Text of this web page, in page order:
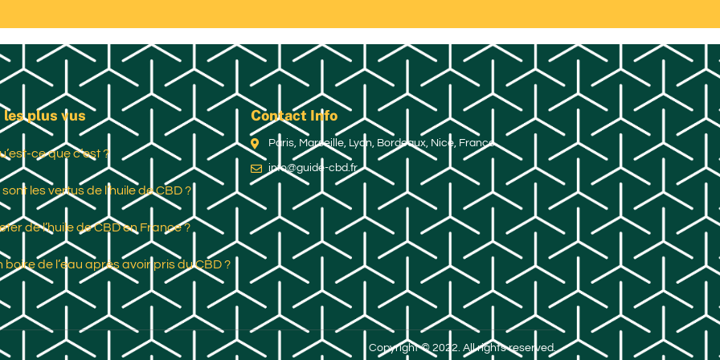
plus vus
ce que c’est ?
les vertus de l’huile de CBD ?
de l’huile de CBD en France ?
boire de l’eau après avoir pris du CBD ?
Contact Info
Paris, Marseille, Lyon, Bordeaux, Nice, France
info@guide-cbd.fr
Copyright © 2022. All rights reserved.